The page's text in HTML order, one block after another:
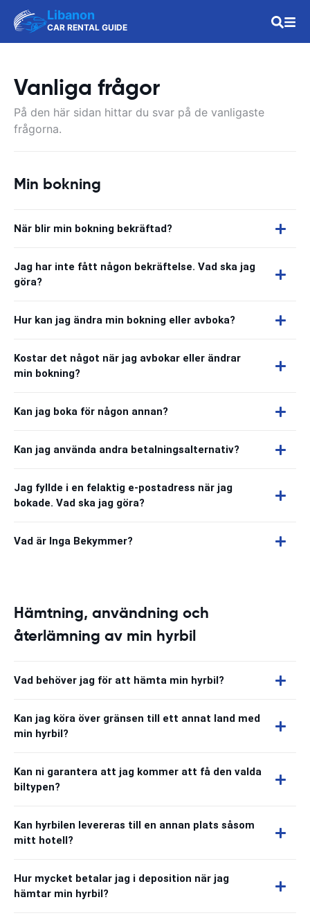
Libanon
CAR RENTAL GUIDE
Vanliga frågor
På den här sidan hittar du svar på de vanligaste
frågorna.
Min bokning
När blir min bokning bekräftad?
Jag har inte fått någon bekräftelse. Vad ska jag
göra?
Hur kan jag ändra min bokning eller avboka?
Kostar det något när jag avbokar eller ändrar
min bokning?
Kan jag boka för någon annan?
Kan jag använda andra betalningsalternativ?
Jag fyllde i en felaktig e-postadress när jag
bokade. Vad ska jag göra?
Vad är Inga Bekymmer?
Hämtning, användning och
återlämning av min hyrbil
Vad behöver jag för att hämta min hyrbil?
Kan jag köra över gränsen till ett annat land med
min hyrbil?
Kan ni garantera att jag kommer att få den valda
biltypen?
Kan hyrbilen levereras till en annan plats såsom
mitt hotell?
Hur mycket betalar jag i deposition när jag
hämtar min hyrbil?